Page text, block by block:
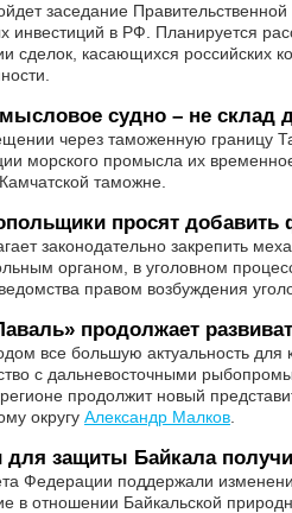
заседание
инвестиций в РФ. Планируется
сделок, касающихся российских
судно – не склад
через таможенную границу
морского промысла их
таможне.
просят
законодательно закрепить
органом, в уголовном
правом возбуждения
продолжает
все большую актуальность
с дальневосточными
продолжит новый
округу Александр Малков
для защиты Байкала
Федерации поддержали
в отношении Байкальской